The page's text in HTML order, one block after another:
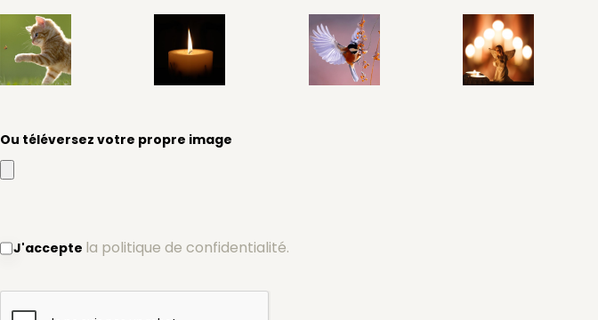
Ou téléversez votre propre image
J'accepte la politique de confidentialité.